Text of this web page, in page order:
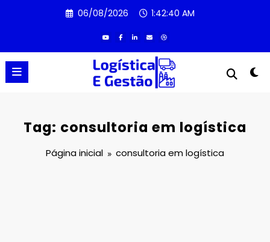
06/08/2026 1:42:41 AM
Tag: consultoria em logística
Página inicial consultoria em logística